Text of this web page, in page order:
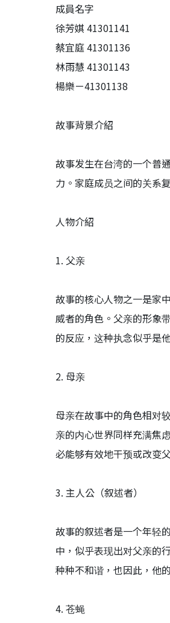
成員名字
徐芳娸 41301141
蔡宜庭 41301136
林雨慧 41301143
楊樂ㄧ41301138
故事背景介紹
故事发生在台湾的一个普
力。家庭成员之间的关系
人物介紹
1. 父亲
故事的核心人物之一是家
威者的角色。父亲的形象
的反应，这种执念似乎是
2. 母亲
母亲在故事中的角色相对
亲的内心世界同样充满焦
必能够有效地干预或改变
3. 主人公（叙述者）
故事的叙述者是一个年轻
中，似乎表现出对父亲的
种种不和谐，也因此，他
4. 苍蝇